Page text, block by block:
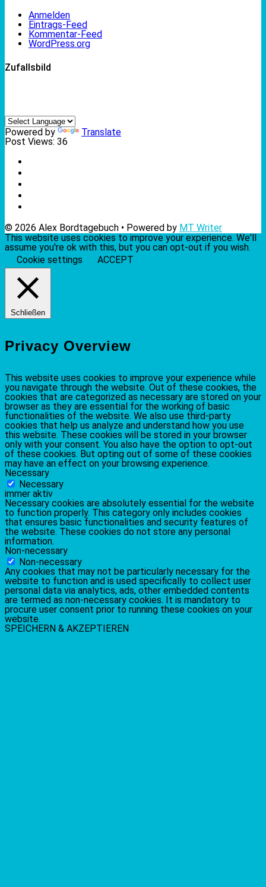
Anmelden
Eintrags-Feed
Kommentar-Feed
WordPress.org
Zufallsbild
Powered by
Translate
Post Views: 36
© 2026 Alex Bordtagebuch • Powered by MT Writer
This website uses cookies to improve your experience. We'll
assume you're ok with this, but you can opt-out if you wish.
Cookie settings
ACCEPT
Schließen
Privacy Overview
This website uses cookies to improve your experience while
you navigate through the website. Out of these cookies, the
cookies that are categorized as necessary are stored on your
browser as they are essential for the working of basic
functionalities of the website. We also use third-party
cookies that help us analyze and understand how you use
this website. These cookies will be stored in your browser
only with your consent. You also have the option to opt-out
of these cookies. But opting out of some of these cookies
may have an effect on your browsing experience.
Necessary
Necessary
immer aktiv
Necessary cookies are absolutely essential for the website
to function properly. This category only includes cookies
that ensures basic functionalities and security features of
the website. These cookies do not store any personal
information.
Non-necessary
Non-necessary
Any cookies that may not be particularly necessary for the
website to function and is used specifically to collect user
personal data via analytics, ads, other embedded contents
are termed as non-necessary cookies. It is mandatory to
procure user consent prior to running these cookies on your
website.
SPEICHERN & AKZEPTIEREN